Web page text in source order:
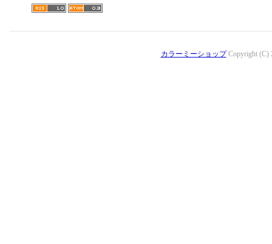
カラーミーショップCopyright (C)